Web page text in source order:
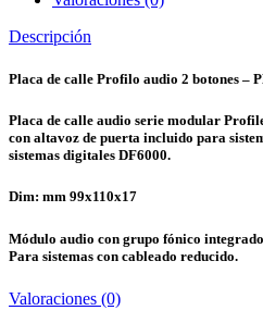
Descripción
Placa de calle Profilo audio 2 botones –
Placa de calle audio serie modular
con altavoz de puerta incluido para
sistemas digitales DF6000.
Dim: mm 99x110x17
Módulo audio con grupo fónico
Para sistemas con cableado reducido.
Valoraciones (0)